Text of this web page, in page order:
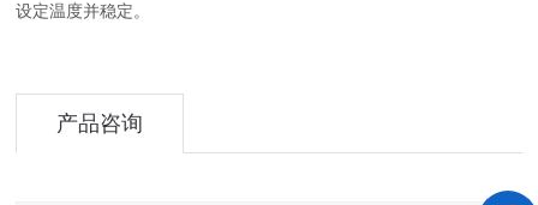
设定温度并稳定。
产品咨询